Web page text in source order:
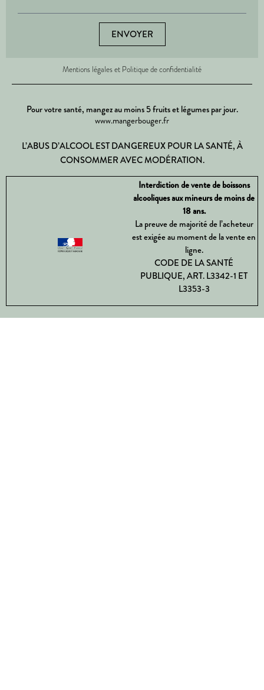
ENVOYER
Mentions légales et Politique de confidentialité
Pour votre santé, mangez au moins 5 fruits et légumes par jour.
www.mangerbouger.fr
L’ABUS D’ALCOOL EST DANGEREUX POUR LA SANTÉ, À
CONSOMMER AVEC MODÉRATION.
Interdiction de vente de boissons
alcooliques aux mineurs de moins de
18 ans.
La preuve de majorité de l’acheteur
est exigée au moment de la vente en
ligne.
CODE DE LA SANTÉ
PUBLIQUE, ART. L3342-1 ET
L3353-3